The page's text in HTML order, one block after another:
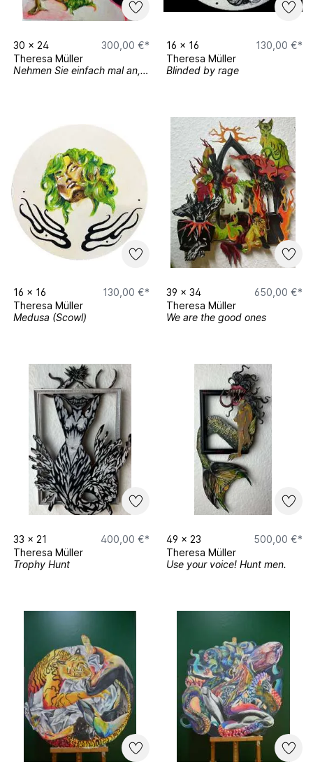
30 x 24
300,00 €*
Theresa Müller
Nehmen Sie einfach mal an, mit Ihnen sei alles okey.
16 x 16
130,00 €*
Theresa Müller
Blinded by rage
16 x 16
130,00 €*
Theresa Müller
Medusa (Scowl)
39 x 34
650,00 €*
Theresa Müller
We are the good ones
33 x 21
400,00 €*
Theresa Müller
Trophy Hunt
49 x 23
500,00 €*
Theresa Müller
Use your voice! Hunt men.